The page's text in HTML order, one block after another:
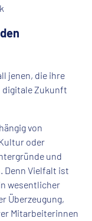
jenen, die ihre
digitale Zukunft
von
oder
und
Denn Vielfalt ist
wesentlicher
Überzeugung,
Mitarbeiterinnen